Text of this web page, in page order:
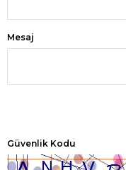
Mesaj
Güvenlik Kodu